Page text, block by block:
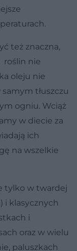
też znaczna,
roślin nie
oleju nie
tłuszczu
ogniu. Wciąż
w diecie za
ich
na wszelkie
tylko w twardej
i klasycznych
i
oraz w wielu
paluszkach